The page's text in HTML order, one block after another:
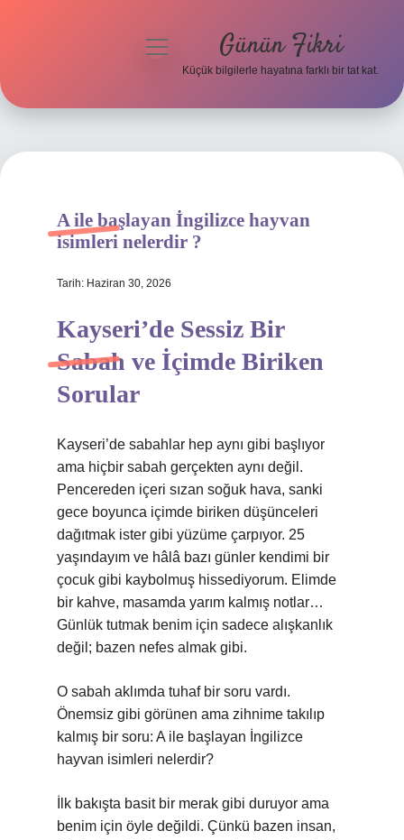
Hakkımızda
menüyü
Günün Fikri
Küçük bilgilerle hayatına farklı bir tat kat.
A ile başlayan İngilizce hayvan
isimleri nelerdir ?
Tarih: Haziran 30, 2026
Kayseri’de Sessiz Bir
Sabah ve İçimde Biriken
Sorular
Kayseri’de sabahlar hep aynı gibi başlıyor
ama hiçbir sabah gerçekten aynı değil.
Pencereden içeri sızan soğuk hava, sanki
gece boyunca içimde biriken düşünceleri
dağıtmak ister gibi yüzüme çarpıyor. 25
yaşındayım ve hâlâ bazı günler kendimi bir
çocuk gibi kaybolmuş hissediyorum. Elimde
bir kahve, masamda yarım kalmış notlar…
Günlük tutmak benim için sadece alışkanlık
değil; bazen nefes almak gibi.
O sabah aklımda tuhaf bir soru vardı.
Önemsiz gibi görünen ama zihnime takılıp
kalmış bir soru: A ile başlayan İngilizce
hayvan isimleri nelerdir?
İlk bakışta basit bir merak gibi duruyor ama
benim için öyle değildi. Çünkü bazen insan,